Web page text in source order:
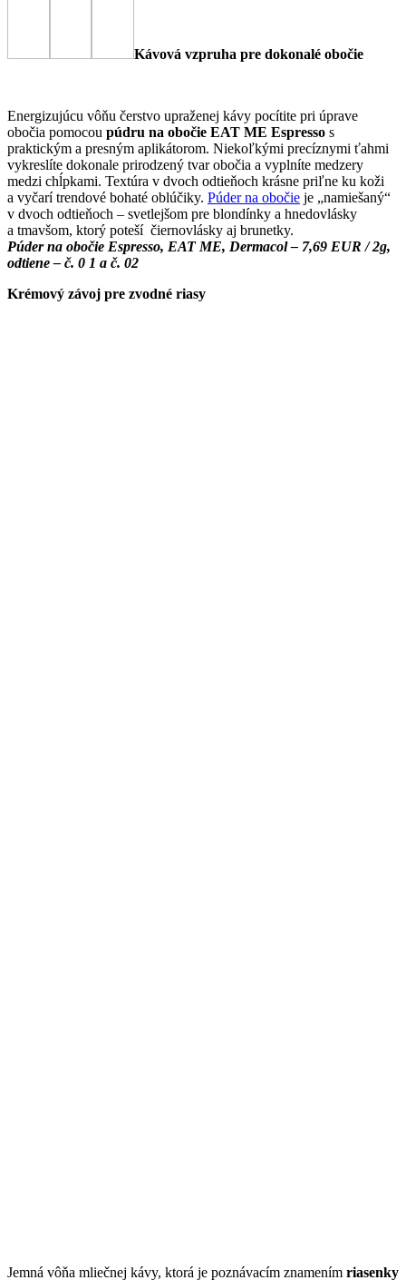
Kávová vzpruha pre dokonalé obočie
Energizujúcu vôňu čerstvo upraženej kávy pocítite pri úprave
obočia pomocou púdru na obočie EAT ME Espresso s
praktickým a presným aplikátorom. Niekoľkými precíznymi ťahmi
vykreslíte dokonale prirodzený tvar obočia a vyplníte medzery
medzi chĺpkami. Textúra v dvoch odtieňoch krásne priľne ku koži
a vyčarí trendové bohaté oblúčiky. Púder na obočie je „namiešaný“
v dvoch odtieňoch – svetlejšom pre blondínky a hnedovlásky
a tmavšom, ktorý poteší čiernovlásky aj brunetky.
Púder na obočie Espresso, EAT ME, Dermacol – 7,69 EUR / 2g,
odtiene – č. 0 1 a č. 02
Krémový závoj pre zvodné riasy
Jemná vôňa mliečnej kávy, ktorá je poznávacím znamením riasenky